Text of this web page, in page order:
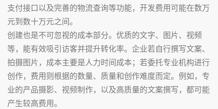
支付接口以及完善的物流查询等功能，开发费用可能在数万
元到数十万元之间。
创建也是不可忽视的成本部分。优质的文字、图片、视频
等，能有效吸引访客并提升转化率。企业若自行撰写文案、
拍摄图片，成本主要是人力时间成本；若委托专业机构进行
创作，费用则根据的数量、质量和创作难度而定。例如，专
业的产品摄影、视频制作，以及高质量的文案撰写，都可能
产生较高费用。